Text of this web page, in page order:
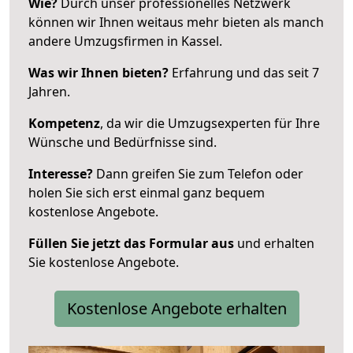
können wir Ihnen weitaus mehr bieten als manch
andere Umzugsfirmen in Kassel.
Was wir Ihnen bieten? Erfahrung und das seit 7
Jahren.
Kompetenz, da wir die Umzugsexperten für Ihre
Wünsche und Bedürfnisse sind.
Interesse? Dann greifen Sie zum Telefon oder
holen Sie sich erst einmal ganz bequem
kostenlose Angebote.
Füllen Sie jetzt das Formular aus und erhalten
Sie kostenlose Angebote.
Kostenlose Angebote erhalten